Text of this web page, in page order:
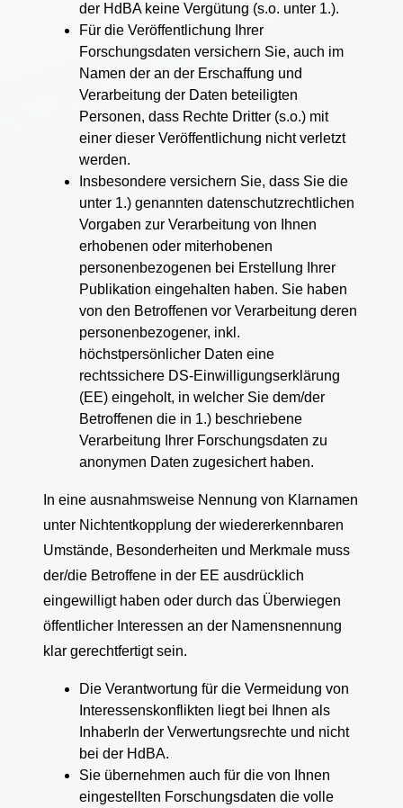
der HdBA keine Vergütung (s.o. unter 1.).
Für die Veröffentlichung Ihrer
Forschungsdaten versichern Sie, auch im
Namen der an der Erschaffung und
Verarbeitung der Daten beteiligten
Personen, dass Rechte Dritter (s.o.) mit
einer dieser Veröffentlichung nicht verletzt
werden.
Insbesondere versichern Sie, dass Sie die
unter 1.) genannten datenschutzrechtlichen
Vorgaben zur Verarbeitung von Ihnen
erhobenen oder miterhobenen
personenbezogenen bei Erstellung Ihrer
Publikation eingehalten haben. Sie haben
von den Betroffenen vor Verarbeitung deren
personenbezogener, inkl.
höchstpersönlicher Daten eine
rechtssichere DS-Einwilligungserklärung
(EE) eingeholt, in welcher Sie dem/der
Betroffenen die in 1.) beschriebene
Verarbeitung Ihrer Forschungsdaten zu
anonymen Daten zugesichert haben.
In eine ausnahmsweise Nennung von Klarnamen
unter Nichtentkopplung der wiedererkennbaren
Umstände, Besonderheiten und Merkmale muss
der/die Betroffene in der EE ausdrücklich
eingewilligt haben oder durch das Überwiegen
öffentlicher Interessen an der Namensnennung
klar gerechtfertigt sein.
Die Verantwortung für die Vermeidung von
Interessenskonflikten liegt bei Ihnen als
InhaberIn der Verwertungsrechte und nicht
bei der HdBA.
Sie übernehmen auch für die von Ihnen
eingestellten Forschungsdaten die volle